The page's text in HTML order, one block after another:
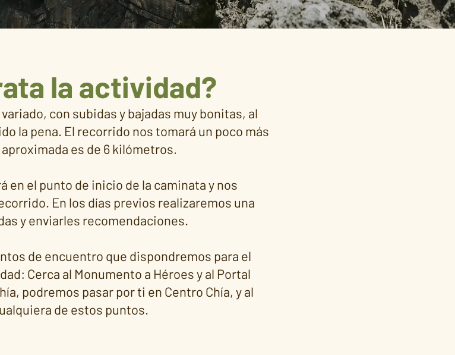
la actividad?
con subidas y bajadas muy bonitas, al
la pena. El recorrido nos tomará un poco más
es de 6 kilómetros.
en el punto de inicio de la caminata y nos
En los días previos realizaremos una
y enviarles recomendaciones.
de encuentro que dispondremos para el
Cerca al Monumento a Héroes y al Portal
podremos pasar por ti en Centro Chía, y al
de estos puntos.